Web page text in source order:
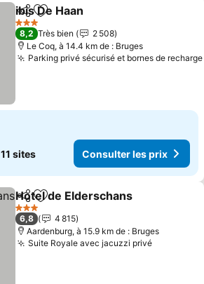
PartagerAjouter à mes favoris
ibis De Haan
3 Étoiles
8,2 Très bien
2 508
Le Coq, à 14.4 km de : Bruges
Parking privé sécurisé et bornes de recharge
11 sites Consulter les prix
PartagerAjouter à mes favoris
Hotel de Elderschans
3 Étoiles
6,8
4 815
Aardenburg, à 15.9 km de : Bruges
Suite Royale avec jacuzzi privé